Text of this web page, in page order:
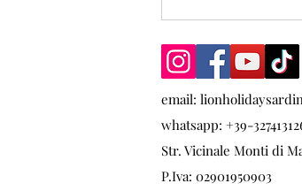
un hotel in
email:
whatsapp: +39-
Str. Vicinale Monti di
P.Iva: 02901950903